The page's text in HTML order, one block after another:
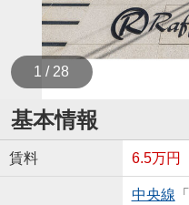
1 / 28
基本情報
賃料 6.5万円
中央線 「